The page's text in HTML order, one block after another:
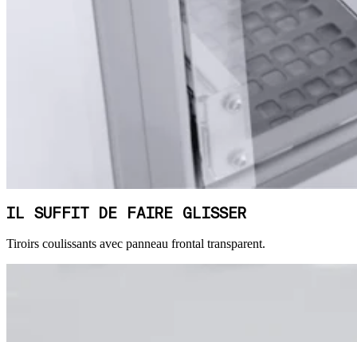
IL SUFFIT DE FAIRE GLISSER
Tiroirs coulissants avec panneau frontal transparent.